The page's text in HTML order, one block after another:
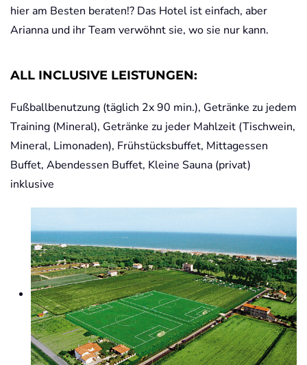
hier am Besten beraten!? Das Hotel ist einfach, aber
Arianna und ihr Team verwöhnt sie, wo sie nur kann.
ALL INCLUSIVE LEISTUNGEN:
Fußballbenutzung (täglich 2x 90 min.), Getränke zu jedem
Training (Mineral), Getränke zu jeder Mahlzeit (Tischwein,
Mineral, Limonaden), Frühstücksbuffet, Mittagessen
Buffet, Abendessen Buffet, Kleine Sauna (privat)
inklusive